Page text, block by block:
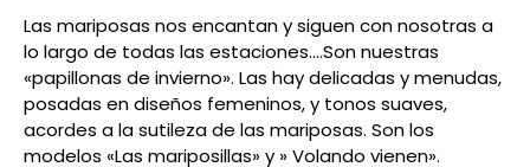
Las mariposas nos encantan y siguen con nosotras a
lo largo de todas las estaciones….Son nuestras
«papillonas de invierno». Las hay delicadas y menudas,
posadas en diseños femeninos, y tonos suaves,
acordes a la sutileza de las mariposas. Son los
modelos «Las mariposillas» y » Volando vienen».